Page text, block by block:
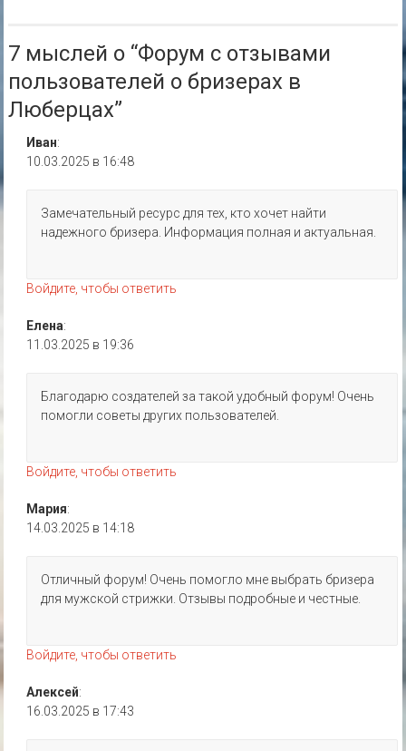
7 мыслей о “Форум с отзывами
пользователей о бризерах в
Люберцах”
Иван:
10.03.2025 в 16:48
Замечательный ресурс для тех, кто хочет найти
надежного бризера. Информация полная и актуальная.
Войдите, чтобы ответить
Елена:
11.03.2025 в 19:36
Благодарю создателей за такой удобный форум! Очень
помогли советы других пользователей.
Войдите, чтобы ответить
Мария:
14.03.2025 в 14:18
Отличный форум! Очень помогло мне выбрать бризера
для мужской стрижки. Отзывы подробные и честные.
Войдите, чтобы ответить
Алексей:
16.03.2025 в 17:43